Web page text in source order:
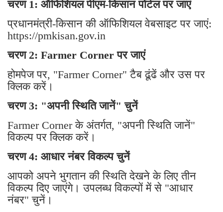
चरण 1: ऑफिशियल पीएम-किसान पोर्टल पर जाएं
प्रधानमंत्री-किसान की ऑफिशियल वेबसाइट पर जाएं:
https://pmkisan.gov.in
चरण 2: Farmer Corner पर जाएं
होमपेज पर, "Farmer Corner" टैब ढूंढें और उस पर
क्लिक करें।
चरण 3: "अपनी स्थिति जानें" चुनें
Farmer Corner के अंतर्गत, "अपनी स्थिति जानें"
विकल्प पर क्लिक करें।
चरण 4: आधार नंबर विकल्प चुनें
आपको अपने भुगतान की स्थिति देखने के लिए तीन
विकल्प दिए जाएंगे। उपलब्ध विकल्पों में से "आधार
नंबर" चुनें।